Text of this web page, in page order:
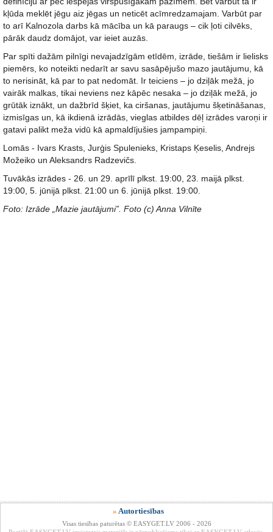
kļūda meklēt jēgu aiz jēgas un neticēt acīmredzamajam. Varbūt par
to arī Kalnozola darbs kā mācība un kā paraugs – cik ļoti cilvēks,
pārāk daudz domājot, var ieiet auzās.
Par spīti dažām pilnīgi nevajadzīgām etīdēm, izrāde, tiešām ir lielisks
piemērs, ko noteikti nedarīt ar savu sasāpējušo mazo jautājumu, kā
to nerisināt, kā par to pat nedomāt. Ir teiciens – jo dziļāk mežā, jo
vairāk malkas, tikai neviens nez kāpēc nesaka – jo dziļāk mežā, jo
grūtāk iznākt, un dažbrīd šķiet, ka ciršanas, jautājumu šķetināšanas,
izmisīgas un, kā ikdienā izrādās, vieglas atbildes dēļ izrādes varoņi ir
gatavi palikt meža vidū kā apmaldījušies jampampiņi.
Lomās - Ivars Krasts, Jurģis Spulenieks, Kristaps Ķeselis, Andrejs
Možeiko un Aleksandrs Radzevičs.
Tuvākās izrādes - 26. un 29. aprīlī plkst. 19:00, 23. maijā plkst.
19:00, 5. jūnijā plkst. 21:00 un 6. jūnijā plkst. 19:00.
Foto: Izrāde „Mazie jautājumi”. Foto (c) Anna Vilnīte
» Autortiesības
Visas tiesības paturētas © EASYGET.LV 2006 - 2026